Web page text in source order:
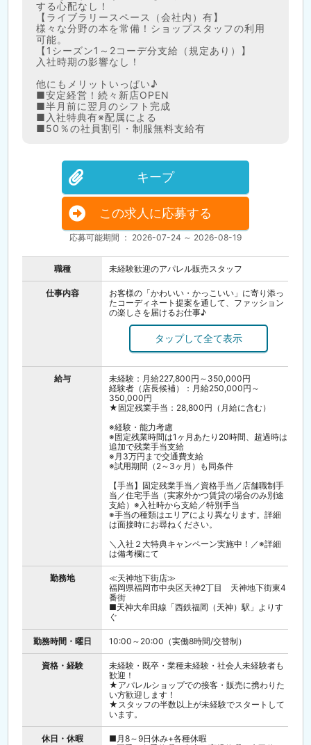
する心配なし！
【ライブラリースペース（会社内）有】
様々な分野の本を常備！ショップスタッフの利用
可能。
【1シーズン1～2コーデ分支給（規定あり）】
入社時期の影響なし！
他にもメリットいっぱい♪
■安定経営！続々新店OPEN
■半月前に翌月のシフト完成
■入社特典有※配属による
■50％の社員割引・制服無料支給有
キープ
この求人に応募する
応募可能期間 ： 2026-07-24 ～ 2026-08-19
職種 未経験歓迎のアパレル販売スタッフ
仕事内容
お客様の「かわいい・かっこいい」に寄り添っ
たコーディネート提案を通して、ファッション
の楽しさを届けるお仕事♪
でアイデアを出しながらトレンド感を演出。
SNSでブランドの魅力を発信するチャンスも！
同世代の仲間が多く、気軽に相談し合える雰囲
オシャレも人とのつながりも思いっきり楽しめ
ますよ。
希望や適性に合わせ、着実にステップUPが目指
せる環境が整っています。
＼オンライン会社説明会を実施します／
7/30（木）13：00 ／ 8/7（金）16：00
＼＊採用＊Instagramページ／
https://www.instagram.com/aiia_recruit/
＼永年勤続表彰有／
◆勤続5年・15年の節目に社員の新たな挑戦を
応援する制有。
趣味・スキル習得など社員自身の成長につなが
る活動を応援します。
ショップスタッフとして10年以上勤務する社員
対象。
特別な体験を後押しする支援金を支給します。
※今年は韓国に行きました
給与
未経験：月給227,800円～350,000円
経験者（店長候補）：月給250,000円～
350,000円
★固定残業手当：28,800円（月給に含む）
※経験・能力考慮
※固定残業時間は1ヶ月あたり20時間、超過時は
追加で残業手当支給
※月3万円まで交通費支給
※試用期間（2～3ヶ月）も同条件
【手当】固定残業手当／資格手当／店舗職制手
当／住宅手当（実家外かつ賃貸の場合のみ別途
支給）※入社時から支給／特別手当
※手当の種類はエリアにより異なります。詳細
は面接時にお尋ねください。
＼入社２大特典キャンペーン実施中！／※詳細
は備考欄にて
勤務地
≪天神地下街店≫
福岡県福岡市中央区天神2丁目 天神地下街東4
番街
■天神大牟田線「西鉄福岡（天神）駅」よりす
ぐ
勤務時間・曜日 10:00～20:00（実働8時間/交替制）
資格・経験
未経験・既卒・業種未経験・社会人未経験者も
歓迎！
★アパレルショップでの接客・販売に携わりた
い方歓迎します！
★スタッフの半数以上が未経験でスタートして
います。
休日・休暇
■月8～9日休み+各種休暇